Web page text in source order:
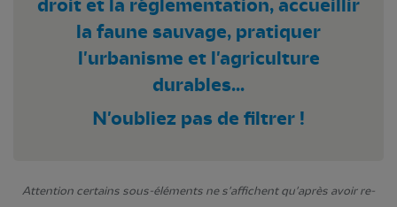
droit et la réglementation, accueillir
la faune sauvage, pratiquer
l'urbanisme et l'agriculture
durables...
N'oubliez pas de filtrer !
Attention certains sous-éléments ne s'affichent qu'après avoir re-